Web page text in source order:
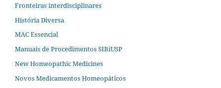
Fronteiras interdisciplinares
História Diversa
MAC Essencial
Manuais de Procedimentos SIBiUSP
New Homeopathic Medicines
Novos Medicamentos Homeopáticos